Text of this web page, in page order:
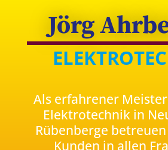
Jörg
Als erfahrener
Elektrotechnik in
Rübenberge
Kunden in allen